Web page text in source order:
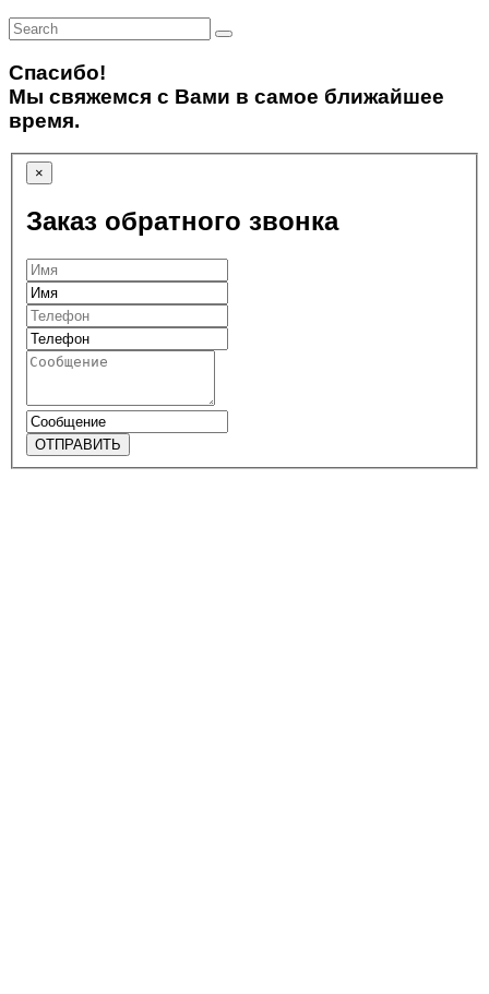
Спасибо!
Мы свяжемся с Вами в самое ближайшее
время.
×
Заказ обратного звонка
ОТПРАВИТЬ